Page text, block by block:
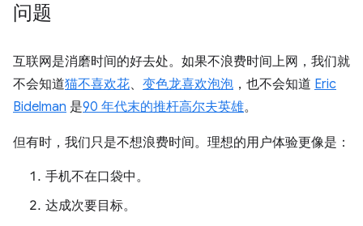
问题
互联网是消磨时间的好去处。如果不浪费时间上网，我们就
不会知道猫不喜欢花、 变色龙喜欢泡泡 ，也不会知道 Eric
Bidelman 是90 年代末的推杆高尔夫英雄。
但有时，我们只是不想浪费时间。理想的用户体验更像是：
手机不在口袋中。
达成次要目标。